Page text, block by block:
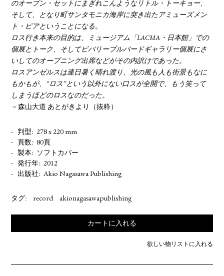
カートに入れる
欲しい物リストに入れる
のオープン・セットにまぎれこんようなリトル・トーキョー、
そして、となり町サンタモニカ海岸に突き出たアミューズメン
ト・ピアということになる。
ロス行き本来の目的は、ミュージアム「LACMA・日本館」での
個展とトーク、そしてビバリーブルバードギャラリー個展にさ
いしてのオープニング出席などがその内訳けであった。
ロスアンゼルスは連日暑く晴れ渡り、光の風も人も街景もなに
もかもが、“ロス”という以外にない口スが全開で、もう笑って
しまうほどのロスなのだった。
－森山大道 あとがきより（抜粋）
判型
278 x 220 mm
頁数
80頁
製本
ソフトカバー
発行年
2012
出版社
Akio Nagasawa Publishing
タグ: record akionagasawapublishing